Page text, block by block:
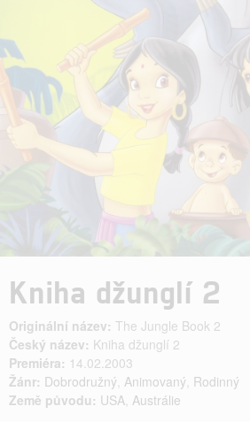
Kniha džunglí 2
Originální název: The Jungle Book 2
Český název: Kniha džunglí 2
Premiéra: 14.02.2003
Žánr: Dobrodružný, Animovaný, Rodinný
Země původu: USA, Austrálie